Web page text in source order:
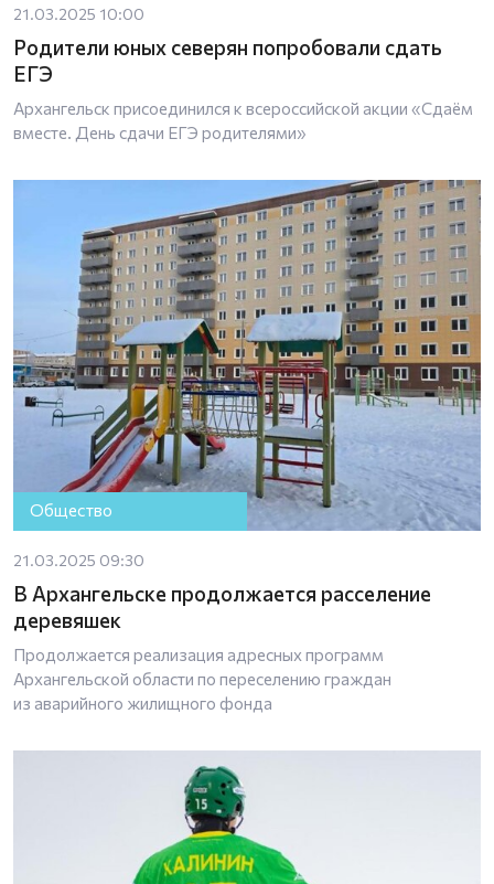
21.03.2025 10:00
Родители юных северян попробовали сдать
ЕГЭ
Архангельск присоединился к всероссийской акции «Сдаём
вместе. День сдачи ЕГЭ родителями»
Общество
21.03.2025 09:30
В Архангельске продолжается расселение
деревяшек
Продолжается реализация адресных программ
Архангельской области по переселению граждан
из аварийного жилищного фонда